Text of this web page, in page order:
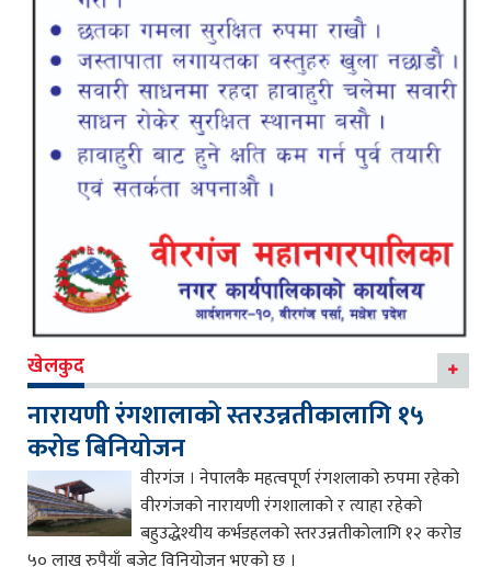
खेलकुद
नारायणी रंगशालाको स्तरउन्नतीकालागि १५
करोड बिनियोजन
वीरगंज । नेपालकै महत्वपूर्ण रंगशलाको रुपमा रहेको
वीरगंजको नारायणी रंगशालाको र त्याहा रहेको
बहुउद्धेश्यीय कर्भडहलको स्तरउन्नतीकोलागि १२ करोड
५० लाख रुपैयाँ बजेट विनियोजन भएको छ ।